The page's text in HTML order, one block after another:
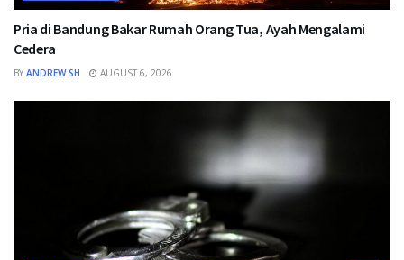
Pria di Bandung Bakar Rumah Orang Tua, Ayah Mengalami
Cedera
BY ANDREW SH AUGUST 6, 2026